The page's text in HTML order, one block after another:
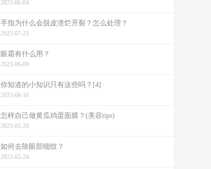
2023-06-04
手指为什么会脱皮溃烂开裂？怎么处理？
2023-07-23
眼霜有什么用？
2023-06-09
你知道的小知识只有这些吗？[4]
2023-06-16
怎样自己做黄瓜鸡蛋面膜？(美容tips)
2023-05-20
如何去除眼部细纹？
2023-05-24